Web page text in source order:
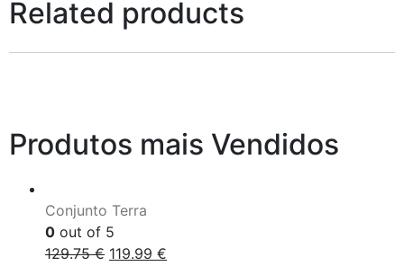
Related products
Produtos mais Vendidos
Conjunto Terra
0 out of 5
129.75€ 119.99 €